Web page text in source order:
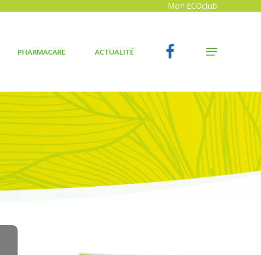
Mon ECOclub
PHARMACARE ACTUALITÉ FACEBOOK MENU